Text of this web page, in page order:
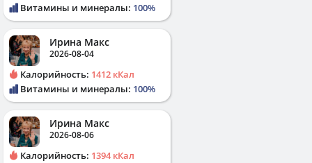
Витамины и минералы: 100%
Ирина Макс
2026-08-04
Калорийность: 1412 кКал
Витамины и минералы: 100%
Ирина Макс
2026-08-06
Калорийность: 1394 кКал